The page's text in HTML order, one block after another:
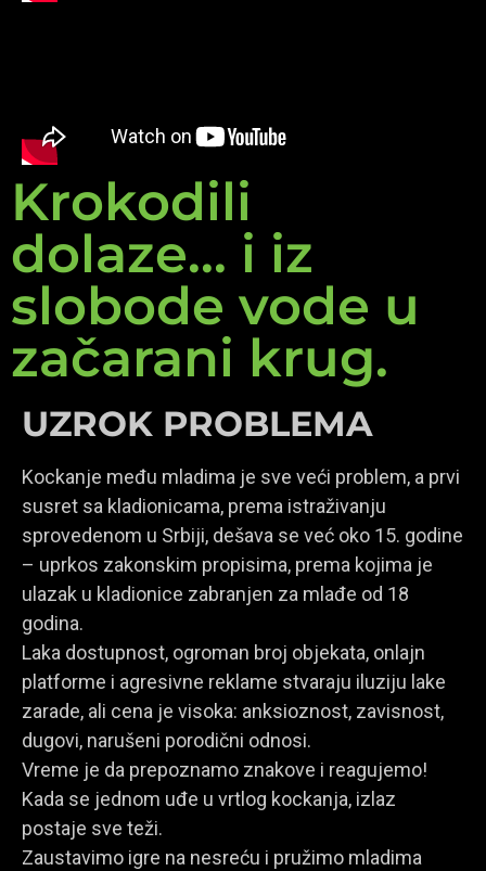
Krokodili
dolaze... i iz
slobode vode u
začarani krug.
UZROK PROBLEMA
Kockanje među mladima je sve veći problem, a prvi
susret sa kladionicama, prema istraživanju
sprovedenom u Srbiji, dešava se već oko 15. godine
– uprkos zakonskim propisima, prema kojima je
ulazak u kladionice zabranjen za mlađe od 18
godina.
Laka dostupnost, ogroman broj objekata, onlajn
platforme i agresivne reklame stvaraju iluziju lake
zarade, ali cena je visoka: anksioznost, zavisnost,
dugovi, narušeni porodični odnosi.
Vreme je da prepoznamo znakove i reagujemo!
Kada se jednom uđe u vrtlog kockanja, izlaz
postaje sve teži.
Zaustavimo igre na nesreću i pružimo mladima